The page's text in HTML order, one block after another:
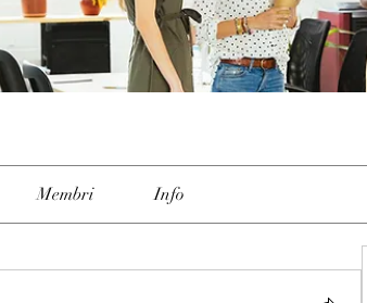
Membri Info